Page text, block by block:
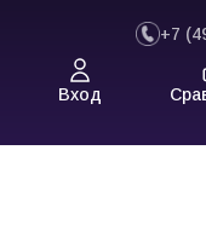
+7
Вход